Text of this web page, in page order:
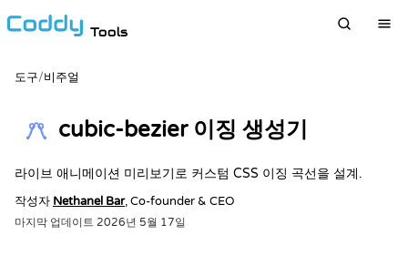
Tools
도구/비주얼
cubic-bezier 이징 생성기
라이브 애니메이션 미리보기로 커스텀 CSS 이징 곡선을 설계.
작성자 Nethanel Bar, Co-founder & CEO
마지막 업데이트 2026년 5월 17일